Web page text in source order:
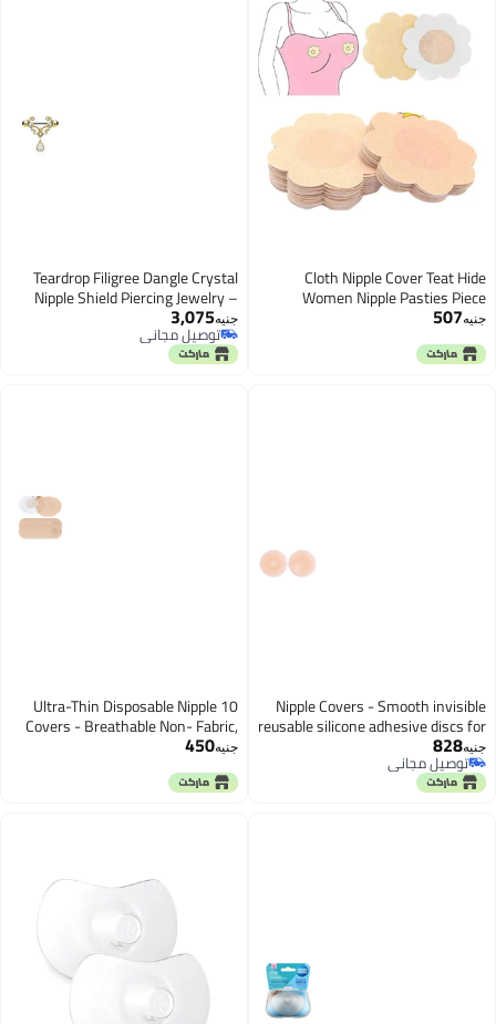
Cloth Nipple Cover
Women Nipple
Breast Petals Invisible
Chest Sticker Patch
Teardrop Filigree Dangle Crystal
Nipple Shield Piercing Jewelry –
3,075
توصيل مجاني
توصيل مجاني
Nipple Covers - Smooth
reusable silicone adhesive
women ensuring
seamless look
natural contour and
مجاني
مجاني
10 Ultra-Thin Disposable Nipple
Covers - Breathable Non- Fabric,
Anti-Bulge Design, Round and
Floral Shapes, Seamless Fashion
Accessory, (Round)